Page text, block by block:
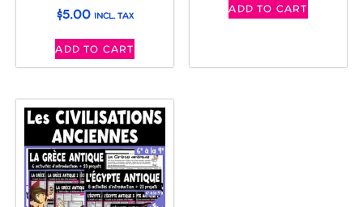
$5.00 INCL. TAX
ADD TO CART
ADD TO CART